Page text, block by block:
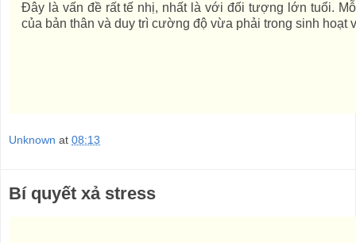
Đây là vấn đề rất tế nhị, nhất là với đối tượng lớn tuổi.
của bản thân và duy trì cường độ vừa phải trong sinh hoạt
Unknown at 08:13
Bí quyết xả stress